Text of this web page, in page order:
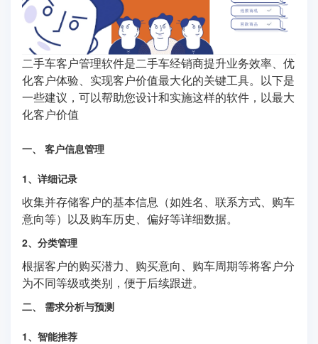
二手车客户管理软件是二手车经销商提升业务效率、优
化客户体验、实现客户价值最大化的关键工具。以下是
一些建议，可以帮助您设计和实施这样的软件，以最大
化客户价值
一、 客户信息管理
1、详细记录
收集并存储客户的基本信息（如姓名、联系方式、购车
意向等）以及购车历史、偏好等详细数据。
2、分类管理
根据客户的购买潜力、购买意向、购车周期等将客户分
为不同等级或类别，便于后续跟进。
二、 需求分析与预测
1、智能推荐